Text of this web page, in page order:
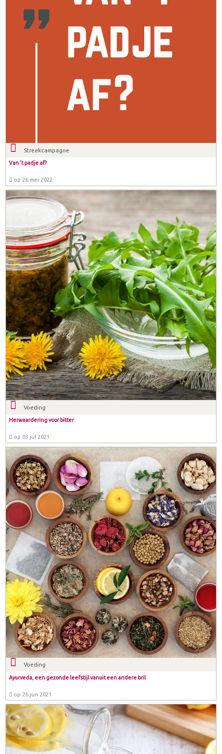
Streekcampagne
Van 't padje af?
op 26 mei 2022
Voeding
Herwaardering voor bitter
op 03 jul 2021
Voeding
Ayurveda, een gezonde leefstijl vanuit een andere bril
op 26 jun 2021